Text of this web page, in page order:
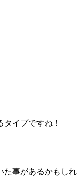
イプですね！
た事があるかもしれ